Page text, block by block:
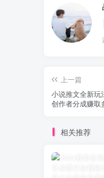
上一篇
小说推文全新玩
创作者分成赚取
相关推荐